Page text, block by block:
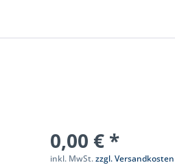
0,00 € *
inkl. MwSt.zzgl. Versandkosten